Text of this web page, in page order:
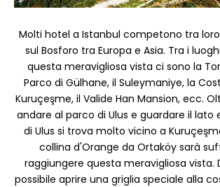
Molti hotel a Istanbul competono tra
sul Bosforo tra Europa e Asia. Tra i
questa meravigliosa vista ci sono la
Parco di Gülhane, il Suleymaniye, la
Kuruçeşme, il Valide Han Mansion, ecc.
andare al parco di Ulus e guardare il lato
di Ulus si trova molto vicino a
collina d'Orange da Ortaköy sarà
raggiungere questa meravigliosa vista.
possibile aprire una griglia speciale alla